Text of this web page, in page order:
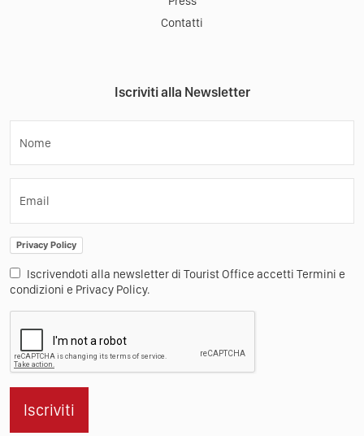
Contatti
Iscriviti alla Newsletter
Nome
Email
Privacy Policy
Iscrivendoti alla newsletter di Tourist Office accetti Termini e
condizioni e Privacy Policy.
Iscriviti